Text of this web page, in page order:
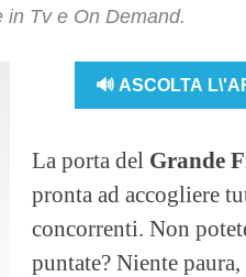
Tv e On Demand.
🔊 ASCOLTA
La porta del Grande
pronta ad accogliere
concorrenti. Non
puntate? Niente paura,